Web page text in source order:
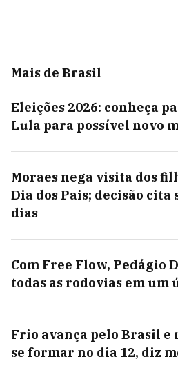
Mais de Brasil
Eleições 2026: conheça
Lula para possível novo
Moraes nega visita dos
Dia dos Pais; decisão cita
dias
Com Free Flow,
todas as rodovias em um
Frio avança pelo Brasil e
se formar no dia 12, diz